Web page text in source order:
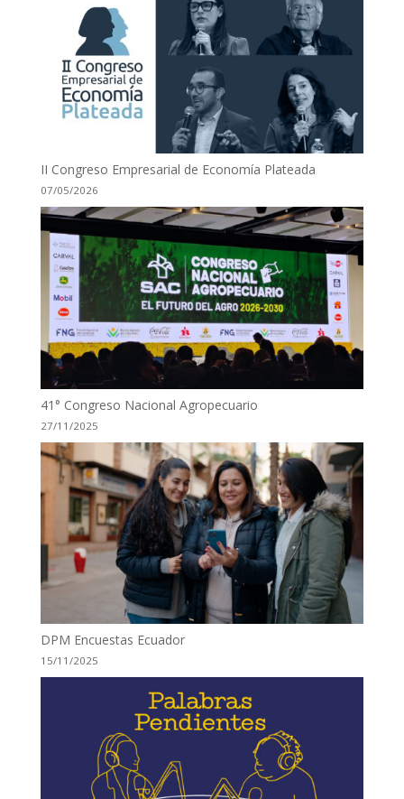
II Congreso Empresarial de Economía Plateada
07/05/2026
41° Congreso Nacional Agropecuario
27/11/2025
DPM Encuestas Ecuador
15/11/2025